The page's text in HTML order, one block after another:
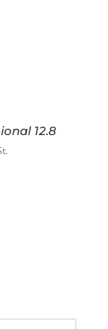
12.8